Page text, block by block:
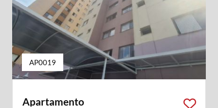
AP0019
Apartamento